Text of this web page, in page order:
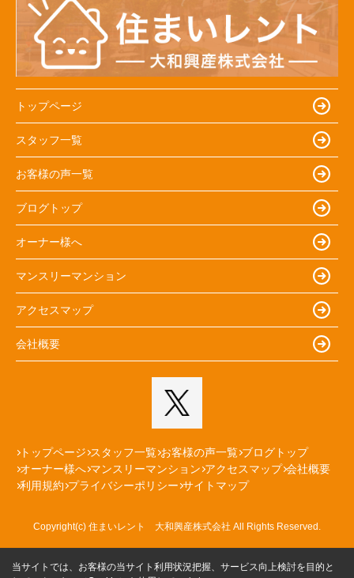
トップページ
スタッフ一覧
お客様の声一覧
ブログトップ
オーナー様へ
マンスリーマンション
アクセスマップ
会社概要
トップページ スタッフ一覧 お客様の声一覧 ブログトップ
オーナー様へ マンスリーマンション アクセスマップ 会社概要
利用規約 プライバシーポリシー サイトマップ
Copyright(c) 住まいレント 大和興産株式会社 All Rights Reserved.
当サイトでは、お客様の当サイト利用状況把握、サービス向上検討を目的と